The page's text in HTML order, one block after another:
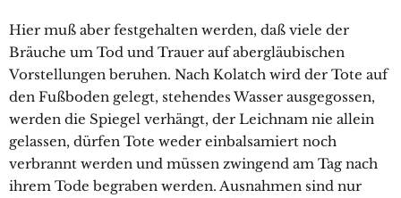
Hier muß aber festgehalten werden, daß viele der
Bräuche um Tod und Trauer auf abergläubischen
Vorstellungen beruhen. Nach Kolatch wird der Tote auf
den Fußboden gelegt, stehendes Wasser ausgegossen,
werden die Spiegel verhängt, der Leichnam nie allein
gelassen, dürfen Tote weder einbalsamiert noch
verbrannt werden und müssen zwingend am Tag nach
ihrem Tode begraben werden. Ausnahmen sind nur